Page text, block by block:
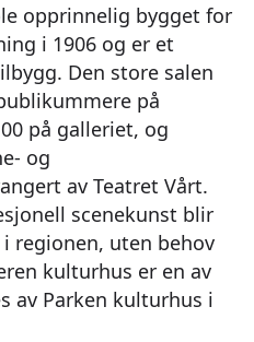
opprinnelig bygget for
i 1906 og er et
Den store salen
på
på galleriet, og
og
av Teatret Vårt.
scenekunst blir
regionen, uten behov
kulturhus er en av
av Parken kulturhus i